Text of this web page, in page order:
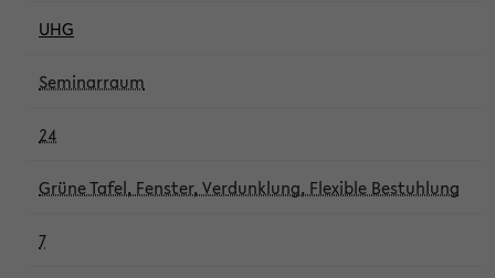
UHG
Seminarraum
24
Grüne Tafel, Fenster, Verdunklung, Flexible Bestuhlung
7